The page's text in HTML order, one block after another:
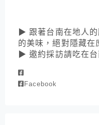
▶ 跟著台南在地人
的美味，絕對隱藏在
▶ 邀約採訪請吃在
Facebook